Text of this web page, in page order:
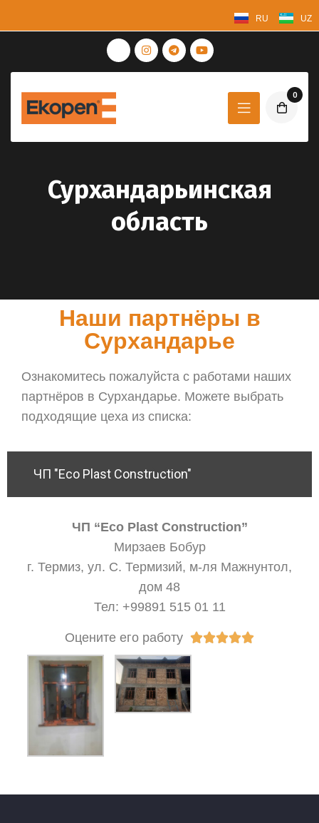
RU UZ
0
Сурхандарьинская
область
Наши партнёры в
Сурхандарье
Ознакомитесь пожалуйста с работами наших
партнёров в Сурхандарье. Можете выбрать
подходящие цеха из списка:
ЧП "Eco Plast Construction"
ЧП “Eco Plast Construction”
Мирзаев Бобур
г. Термиз, ул. С. Термизий, м-ля Мажнунтол,
дом 48
Тел: +99891 515 01 11
Оцените его работу 